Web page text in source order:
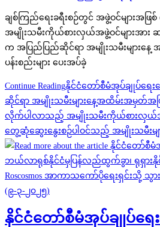
ချစ်ကြည်ရေးခရီးစဉ်တွင် အဖွဲ့ဝင်များအဖ
အမျိုးသမီးကိုယ်စားလှယ်အဖွဲ့ဝင်များအား ဆာ
က အပြည်ပြည်ဆိုင်ရာ အမျိုးသမီးများန
ပန်းစည်းများ ပေးအပ်ခဲ့
Continue Readingနိုင်ငံတော်စီမံအုပ်ချုပ်ရေး
ဆိုင်ရာ အမျိုးသမီးများနေ့အထိမ်းအမှတ်အဖ
လိုက်ပါလာသည့် အမျိုးသမီးကိုယ်စားလှယ်အဖွဲ့ဝ
တွေ့ဆုံဆွေးနွေးစဉ်ပါဝင်သည့် အမျိုးသမီးမျ
နိုင်ငံတော်စီမံအုပ်ချုပ်ရေး